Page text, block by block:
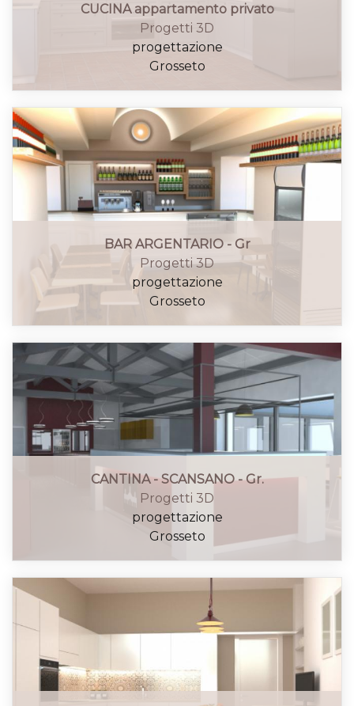
CUCINA appartamento privato
Progetti 3D
progettazione
Grosseto
BAR ARGENTARIO - Gr
Progetti 3D
progettazione
Grosseto
CANTINA - SCANSANO - Gr.
Progetti 3D
progettazione
Grosseto